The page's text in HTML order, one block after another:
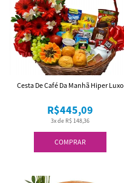
COMPRAR
3x de R$ 148,36
R$445,09
Cesta De Café Da Manhã Hiper Luxo